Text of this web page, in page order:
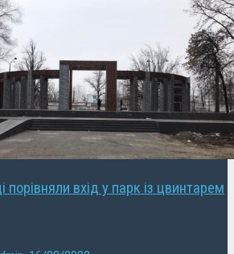
порівняли вхід у парк із цвинтарем